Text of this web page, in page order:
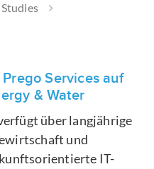
Services auf
& Water
über langjährige
und
IT-